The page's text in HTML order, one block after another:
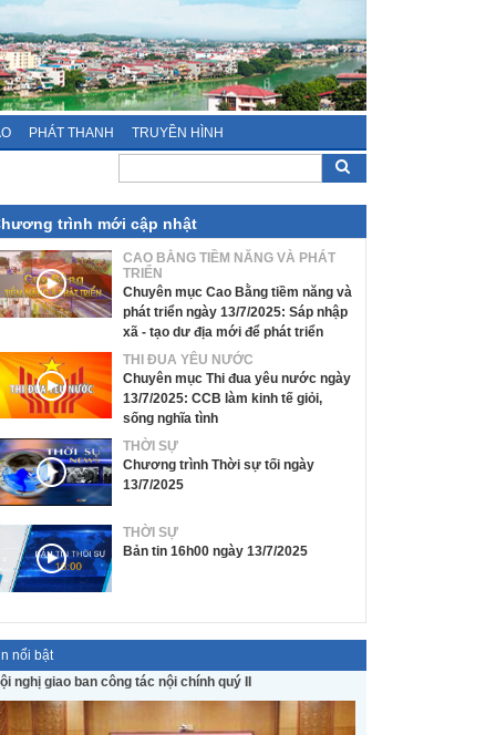
PHÁT THANH TRUYỀN HÌNH
trình mới cập nhật
CAO BẰNG TIỀM NĂNG VÀ PHÁT
TRIỂN
Chuyên mục Cao Bằng tiềm năng và
phát triển ngày 13/7/2025: Sáp nhập
xã - tạo dư địa mới để phát triển
THI ĐUA YÊU NƯỚC
Chuyên mục Thi đua yêu nước ngày
13/7/2025: CCB làm kinh tế giỏi,
sống nghĩa tình
THỜI SỰ
Chương trình Thời sự tối ngày
13/7/2025
THỜI SỰ
Bản tin 16h00 ngày 13/7/2025
nổi bật
nghị giao ban công tác nội chính quý II